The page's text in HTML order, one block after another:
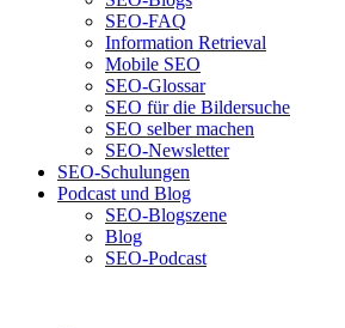
SEO-FAQ
Information Retrieval
Mobile SEO
SEO-Glossar
SEO für die Bildersuche
SEO selber machen
SEO-Newsletter
SEO-Schulungen
Podcast und Blog
SEO-Blogszene
Blog
SEO-Podcast